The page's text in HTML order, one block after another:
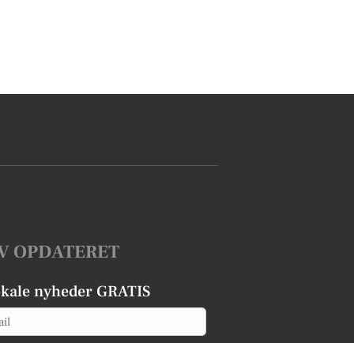
OPDATERET
nyheder GRATIS